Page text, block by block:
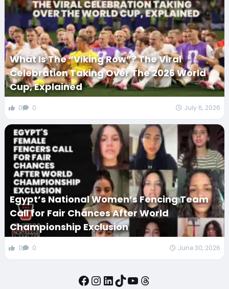
What Is The “Viking Row”? The Viral
Celebration Taking Over The 2026 World
Cup, Explained
0 0 July 6, 2026
Egypt’s National Women’s Fencing Team
Call for Fair Chances After World
Championship Exclusion
0 0 June 30, 2026
Facebook
Instagram
LinkedIn
TikTok
YouTube
Threads